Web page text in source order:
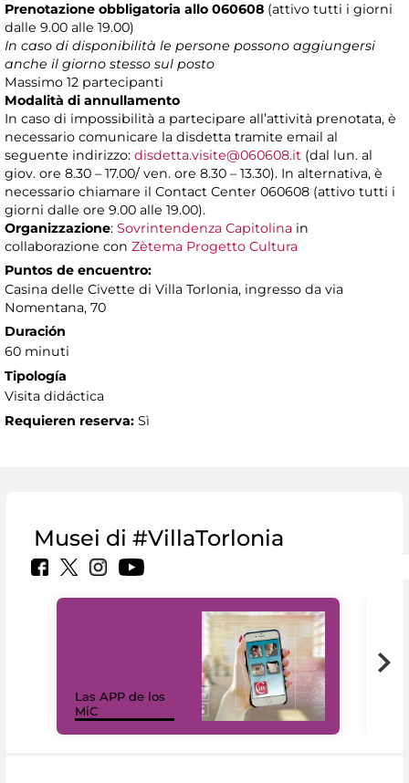
Prenotazione obbligatoria allo 060608 (attivo tutti i giorni
dalle 9.00 alle 19.00)
In caso di disponibilità le persone possono aggiungersi
anche il giorno stesso sul posto
Massimo 12 partecipanti
Modalità di annullamento
In caso di impossibilità a partecipare all’attività prenotata, è
necessario comunicare la disdetta tramite email al
seguente indirizzo: disdetta.visite@060608.it (dal lun. al
giov. ore 8.30 – 17.00/ ven. ore 8.30 – 13.30). In alternativa, è
necessario chiamare il Contact Center 060608 (attivo tutti i
giorni dalle ore 9.00 alle 19.00).
Organizzazione: Sovrintendenza Capitolina in
collaborazione con Zètema Progetto Cultura
Puntos de encuentro:
Casina delle Civette di Villa Torlonia, ingresso da via
Nomentana, 70
Duración
60 minuti
Tipología
Visita didáctica
Requieren reserva: Sì
Musei di #VillaTorlonia
Las APP de los
MiC